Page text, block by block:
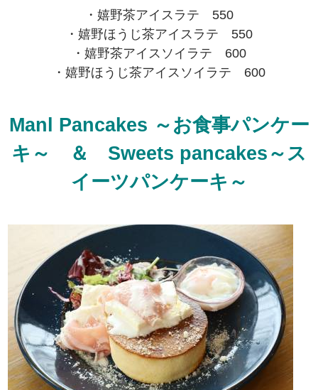
・嬉野茶アイスラテ 550
・嬉野ほうじ茶アイスラテ 550
・嬉野茶アイスソイラテ 600
・嬉野ほうじ茶アイスソイラテ 600
Manl Pancakes ～お食事パンケー
キ～ ＆ Sweets pancakes～ス
イーツパンケーキ～